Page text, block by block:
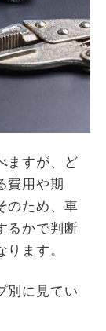
ますが、ど
費用や期
のため、車
るかで判断
ます。
別に見てい